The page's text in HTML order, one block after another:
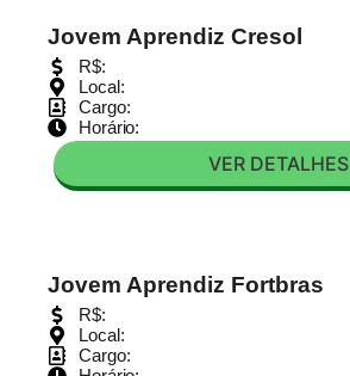
Jovem Aprendiz Cresol
R$:
Local:
Cargo:
Horário:
VER DETALHES
Jovem Aprendiz Fortbras
R$:
Local:
Cargo: